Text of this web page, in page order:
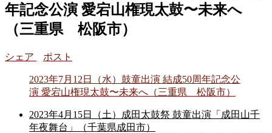
年記念公演 愛宕山権現太鼓〜未来へ
（三重県 松阪市）
シェア ポスト
2023年7月12日（水）鼓童出演 結成50周年記念公
演 愛宕山権現太鼓〜未来へ（三重県 松阪市）
2023年4月15日（土）成田太鼓祭 鼓童出演「成田山千
年夜舞台」（千葉県成田市）